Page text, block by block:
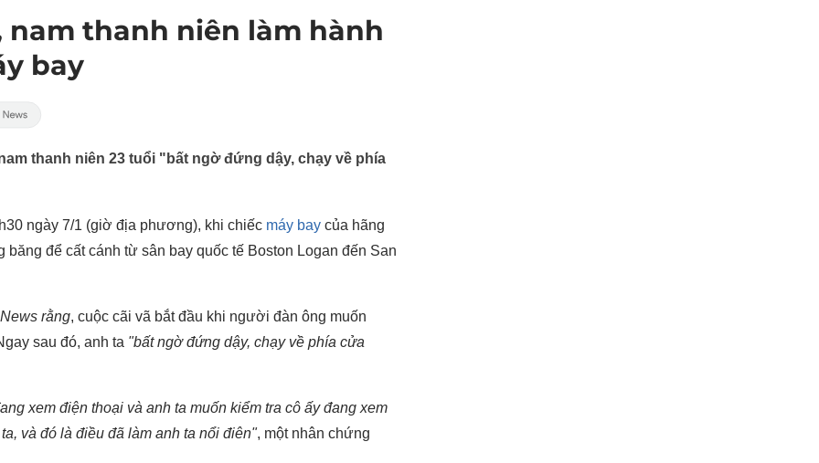
nam thanh niên làm hành
bay
thanh niên 23 tuổi "bất ngờ đứng dậy, chạy về phía
ngày 7/1 (giờ địa phương), khi chiếc máy bay của hãng
để cất cánh từ sân bay quốc tế Boston Logan đến San
rằng, cuộc cãi vã bắt đầu khi người đàn ông muốn
sau đó, anh ta "bất ngờ đứng dậy, chạy về phía cửa
xem điện thoại và anh ta muốn kiểm tra cô ấy đang xem
và đó là điều đã làm anh ta nổi điên", một nhân chứng